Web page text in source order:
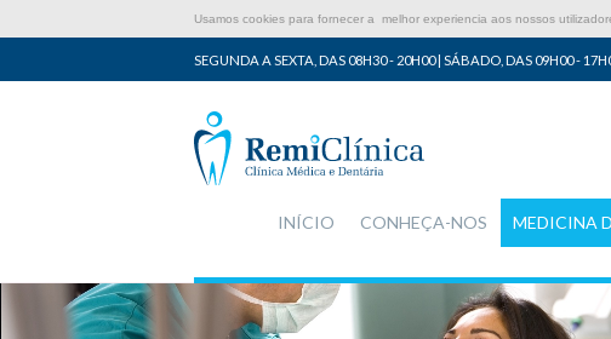
Usamos cookies para fornecer a melhor experiencia aos nossos
SEGUNDA A SEXTA, DAS 08H30 - 20H00 | SÁBADO, DAS 09H00 -
INÍCIO CONHEÇA-NOS MEDICINA